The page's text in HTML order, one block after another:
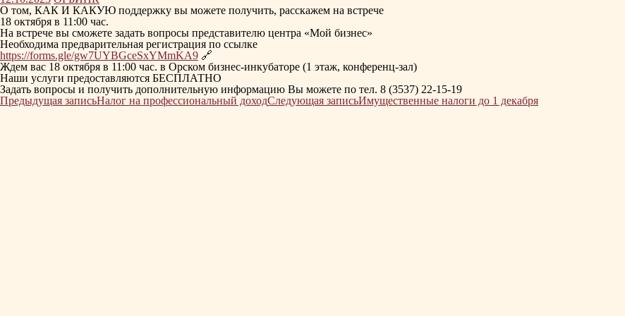
О том, КАК И КАКУЮ поддержку вы можете получить, расскажем на встрече
18 октября в 11:00 час.
На встрече вы сможете задать вопросы представителю центра «Мой бизнес»
Необходима предварительная регистрация по ссылке
https://forms.gle/gw7UYBGceSxYMmKA9 🔗
Ждем вас 18 октября в 11:00 час. в Орском бизнес-инкубаторе (1 этаж, конференц-зал)
Наши услуги предоставляются БЕСПЛАТНО
Задать вопросы и получить дополнительную информацию Вы можете по тел. 8 (3537) 22-15-19
Навигация
Предыдущая записьНалог на профессиональный доходСледующая записьИмущественные налоги до 1 декабря